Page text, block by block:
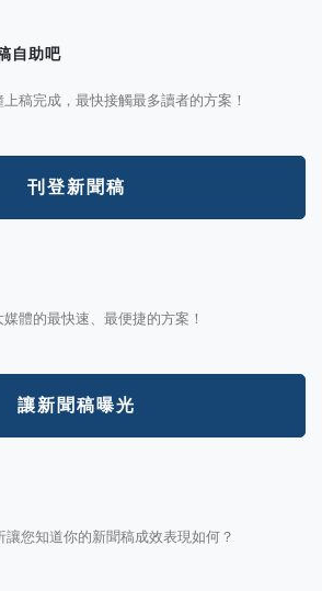
自助吧
稿完成，最快接觸最多讀者的方案！
刊登新聞稿
體的最快速、最便捷的方案！
讓新聞稿曝光
您知道你的新聞稿成效表現如何？